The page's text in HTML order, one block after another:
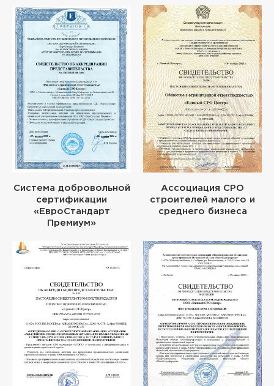
Система добровольной
сертификации
«ЕвроСтандарт
Премиум»
Ассоциация СРО
строителей малого и
среднего бизнеса